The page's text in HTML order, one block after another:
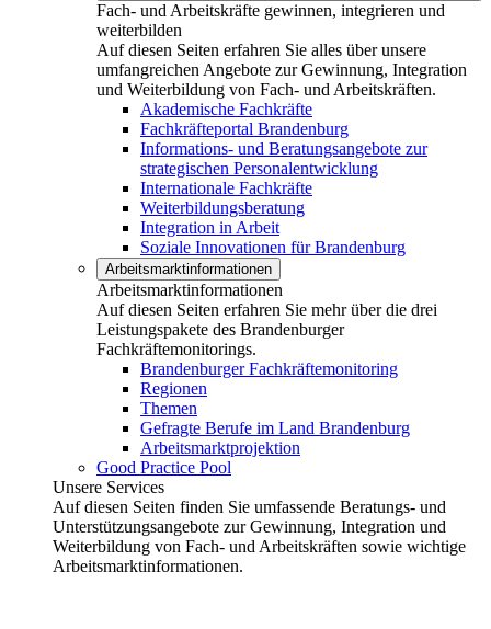
Fach- und Arbeitskräfte gewinnen, integrieren und
weiterbilden
Auf diesen Seiten erfahren Sie alles über unsere
umfangreichen Angebote zur Gewinnung, Integration
und Weiterbildung von Fach- und Arbeitskräften.
Akademische Fachkräfte
Fachkräfteportal Brandenburg
Informations- und Beratungsangebote zur
strategischen Personalentwicklung
Internationale Fachkräfte
Weiterbildungsberatung
Integration in Arbeit
Soziale Innovationen für Brandenburg
Arbeitsmarktinformationen
Arbeitsmarktinformationen
Auf diesen Seiten erfahren Sie mehr über die drei
Leistungspakete des Brandenburger
Fachkräftemonitorings.
Brandenburger Fachkräftemonitoring
Regionen
Themen
Gefragte Berufe im Land Brandenburg
Arbeitsmarktprojektion
Good Practice Pool
Unsere Services
Auf diesen Seiten finden Sie umfassende Beratungs- und
Unterstützungsangebote zur Gewinnung, Integration und
Weiterbildung von Fach- und Arbeitskräften sowie wichtige
Arbeitsmarktinformationen.